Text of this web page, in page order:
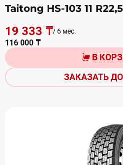
Taitong HS-103 11
19 333 ₸/ 6 мес.
116 000 ₸
В
ЗАКАЗАТЬ